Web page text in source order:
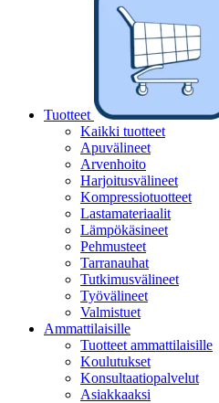
Tuotteet
Kaikki tuotteet
Apuvälineet
Arvenhoito
Harjoitusvälineet
Kompressiotuotteet
Lastamateriaalit
Lämpökäsineet
Pehmusteet
Tarranauhat
Tutkimusvälineet
Työvälineet
Valmistuet
Ammattilaisille
Tuotteet ammattilaisille
Koulutukset
Konsultaatiopalvelut
Asiakkaaksi